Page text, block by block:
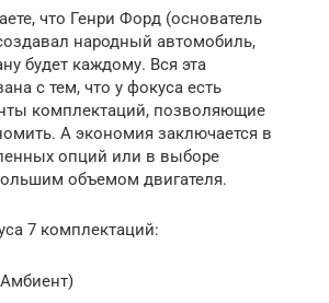
что Генри Форд (основатель
народный автомобиль,
будет каждому. Вся эта
с тем, что у фокуса есть
комплектаций, позволяющие
А экономия заключается в
опций или в выборе
объемом двигателя.
7 комплектаций: